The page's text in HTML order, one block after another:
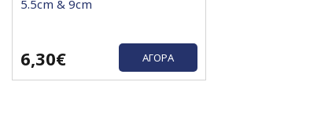
5.5cm & 9cm
6,30€ ΑΓΟΡΆ